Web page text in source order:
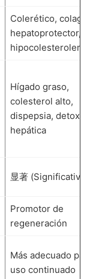
Colerético,
hepatoprotector,
Hígado graso,
colesterol alto,
dispepsia, detox
hepática
显著 (Significativo)
Promotor de
regeneración
Más adecuado
uso continuado